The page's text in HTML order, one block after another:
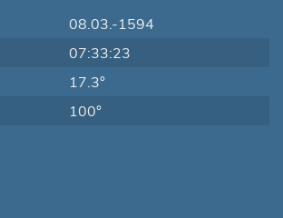
08.03.-1594
07:33:23
17.3°
100°